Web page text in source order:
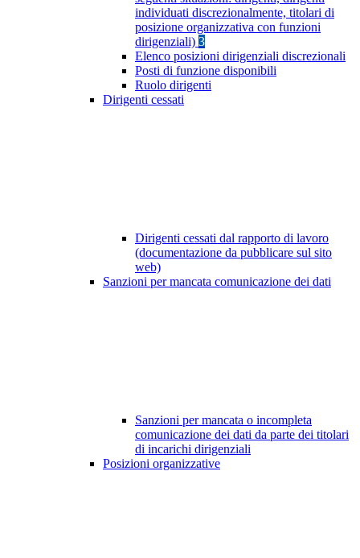
individuati discrezionalmente, titolari di
posizione organizzativa con funzioni
dirigenziali) 3
Elenco posizioni dirigenziali discrezionali
Posti di funzione disponibili
Ruolo dirigenti
Dirigenti cessati
Dirigenti cessati dal rapporto di lavoro
(documentazione da pubblicare sul sito
web)
Sanzioni per mancata comunicazione dei dati
Sanzioni per mancata o incompleta
comunicazione dei dati da parte dei titolari
di incarichi dirigenziali
Posizioni organizzative